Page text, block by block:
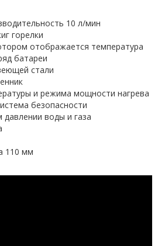
10 л/мин
горелки
отображается температура
батареи
стали
и режима мощности нагрева
безопасности
воды и газа
110 мм